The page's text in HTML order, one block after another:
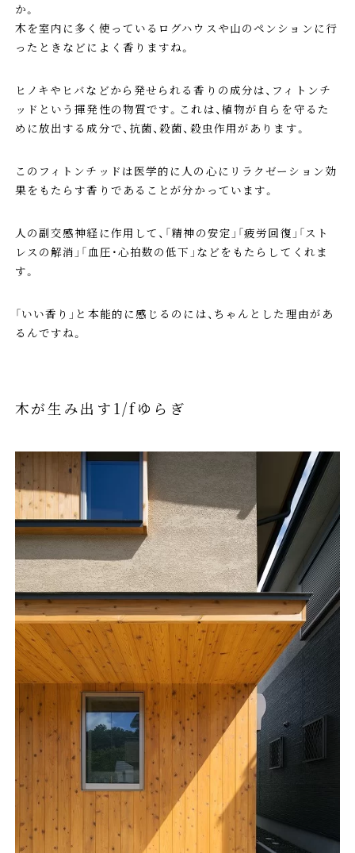
か。
木を室内に多く使っているログハウスや山のペンションに行
ったときなどによく香りますね。
ヒノキやヒバなどから発せられる香りの成分は、フィトンチ
ッドという揮発性の物質です。これは、植物が自らを守るた
めに放出する成分で、抗菌、殺菌、殺虫作用があります。
このフィトンチッドは医学的に人の心にリラクゼーション効
果をもたらす香りであることが分かっています。
人の副交感神経に作用して、「精神の安定」「疲労回復」「スト
レスの解消」「血圧・心拍数の低下」などをもたらしてくれま
す。
「いい香り」と本能的に感じるのには、ちゃんとした理由があ
るんですね。
木が生み出す1/fゆらぎ